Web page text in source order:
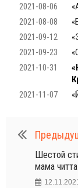
2021-08-06
2021-08-08
2021-09-12
2021-09-23
2021-10-31
2021-11-07
Шестой
мама